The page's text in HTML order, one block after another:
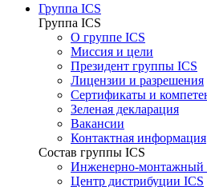
Группа ICS
Группа ICS
О группе ICS
Миссия и цели
Президент группы ICS
Лицензии и разрешения
Сертификаты и
Зеленая декларация
Вакансии
Контактная информация
Состав группы ICS
Инженерно-монтажный
Центр дистрибуции ICS